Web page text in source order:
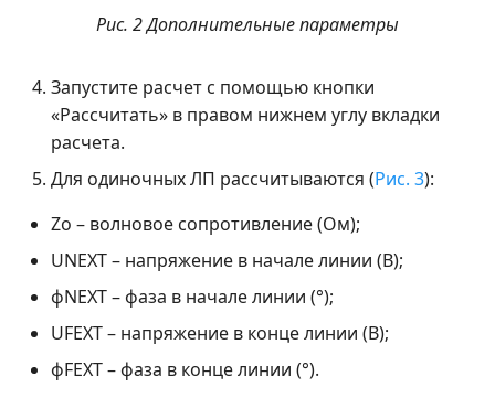
Рис. 2 Дополнительные параметры
Запустите расчет с помощью кнопки
«Рассчитать» в правом нижнем углу вкладки
расчета.
Для одиночных ЛП рассчитываются (Рис. 3):
Zo – волновое сопротивление (Ом);
UNEXT – напряжение в начале линии (В);
ɸNEXT – фаза в начале линии (°);
UFEXT – напряжение в конце линии (В);
ɸFEXT – фаза в конце линии (°).